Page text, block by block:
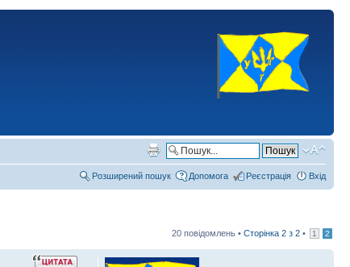
Розширений пошук Допомога Реєстрація Вхід
20 повідомлень • Сторінка 2 з 2 • 1 2